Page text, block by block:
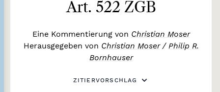
Art. 522 ZGB
Eine Kommentierung von Christian Moser
Herausgegeben von Christian Moser/ Philip R.
Bornhauser
ZITIERVORSCHLAG